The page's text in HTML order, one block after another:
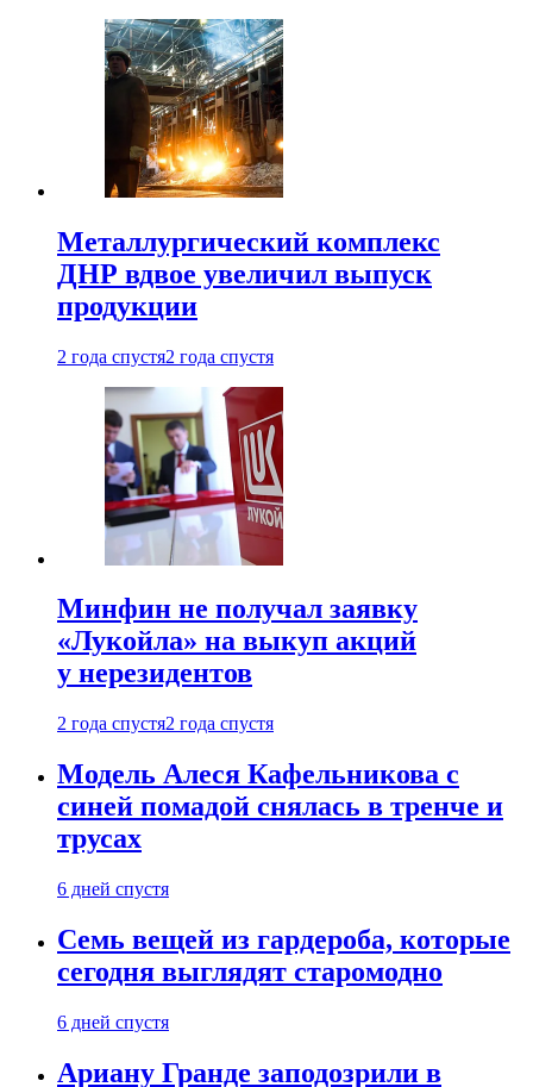
Металлургический комплекс
ДНР вдвое увеличил выпуск
продукции
2 года спустя2 года спустя
Минфин не получал заявку
«Лукойла» на выкуп акций
у нерезидентов
2 года спустя2 года спустя
Модель Алеся Кафельникова с
синей помадой снялась в тренче и
трусах
6 дней спустя
Семь вещей из гардероба, которые
сегодня выглядят старомодно
6 дней спустя
Ариану Гранде заподозрили в